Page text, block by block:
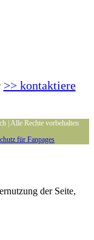
>> kontaktiere
| Alle Rechte vorbehalten
für Fanpages
der Seite,